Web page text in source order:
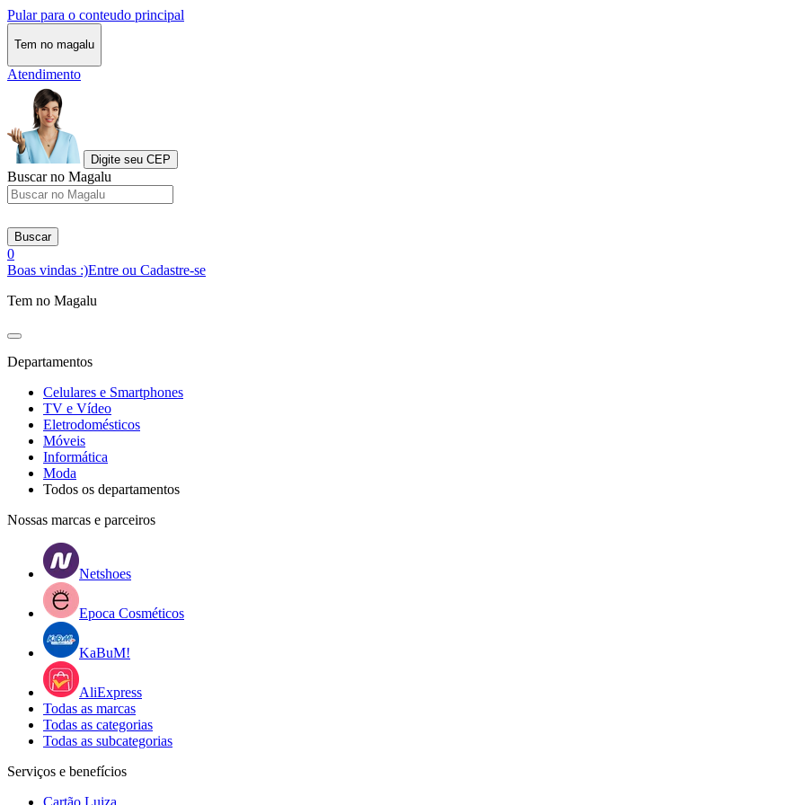
Pular para o conteudo principal
Tem no magalu
Atendimento
Digite seu CEP
Buscar no Magalu
Buscar
0
Boas vindas :)Entre ou Cadastre-se
Tem no Magalu
Departamentos
Celulares e Smartphones
TV e Vídeo
Eletrodomésticos
Móveis
Informática
Moda
Todos os departamentos
Nossas marcas e parceiros
Netshoes
Epoca Cosméticos
KaBuM!
AliExpress
Todas as marcas
Todas as categorias
Todas as subcategorias
Serviços e benefícios
Cartão Luiza